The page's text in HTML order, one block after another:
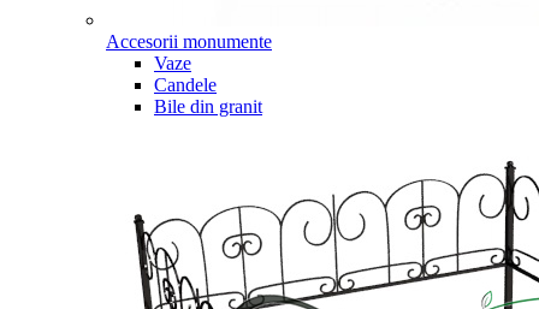
Accesorii monumente
Vaze
Candele
Bile din granit